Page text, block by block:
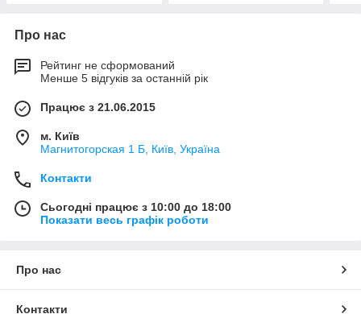
Про нас
Рейтинг не сформований
Менше 5 відгуків за останній рік
Працює з 21.06.2015
м. Київ
Магнитогорская 1 Б, Київ, Україна
Контакти
Сьогодні працює з 10:00 до 18:00
Показати весь графік роботи
Про нас
Контакти